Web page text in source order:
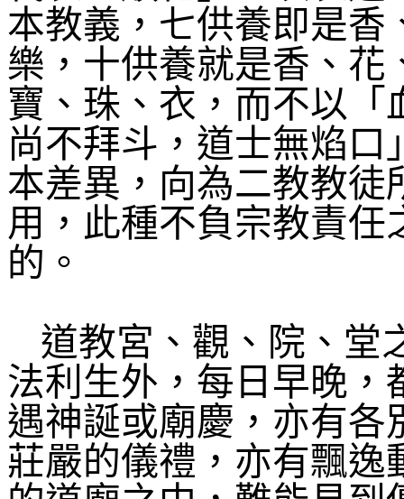
本教義，七供養即是香
樂，十供養就是香、花
寶、珠、衣，而不以
尚不拜斗，道士無焰
本差異，向為二教教徒
用，此種不負宗教責
的。
道教宮、觀、院、堂
法利生外，每日早晚，
遇神誕或廟慶，亦有各
莊嚴的儀禮，亦有飄逸